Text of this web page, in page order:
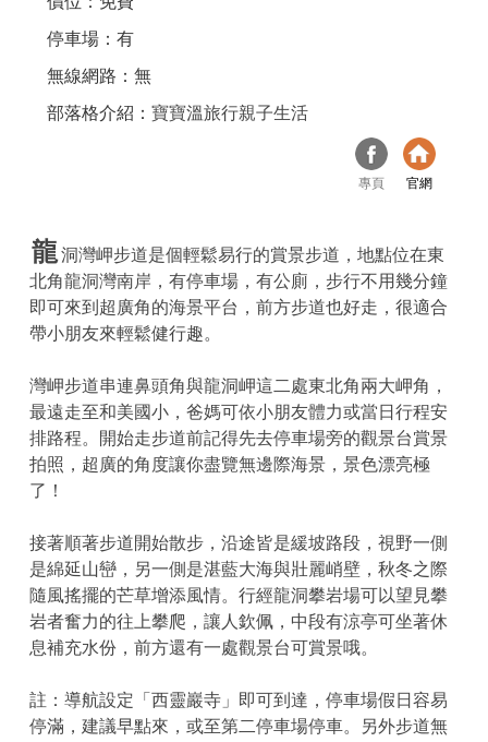
停車場：有
無線網路：無
部落格介紹： 寶寶溫旅行親子生活
專頁 官網
龍洞灣岬步道是個輕鬆易行的賞景步道，地點位在東
北角龍洞灣南岸，有停車場，有公廁，步行不用幾分鐘
即可來到超廣角的海景平台，前方步道也好走，很適合
帶小朋友來輕鬆健行趣。
灣岬步道串連鼻頭角與龍洞岬這二處東北角兩大岬角，
最遠走至和美國小，爸媽可依小朋友體力或當日行程安
排路程。開始走步道前記得先去停車場旁的觀景台賞景
拍照，超廣的角度讓你盡覽無邊際海景，景色漂亮極
了！
接著順著步道開始散步，沿途皆是緩坡路段，視野一側
是綿延山巒，另一側是湛藍大海與壯麗峭壁，秋冬之際
隨風搖擺的芒草增添風情。行經龍洞攀岩場可以望見攀
岩者奮力的往上攀爬，讓人欽佩，中段有涼亭可坐著休
息補充水份，前方還有一處觀景台可賞景哦。
註：導航設定「西靈巖寺」即可到達，停車場假日容易
停滿，建議早點來，或至第二停車場停車。另外步道無